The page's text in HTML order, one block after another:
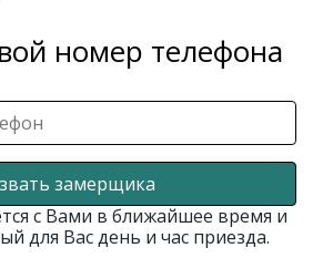
номер телефона
замерщика
с Вами в ближайшее время и
для Вас день и час приезда.